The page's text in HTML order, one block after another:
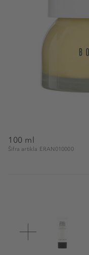
100 ml
Šifra artikla ERAN010000